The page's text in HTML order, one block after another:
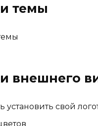
темы
внешнего
установить свой